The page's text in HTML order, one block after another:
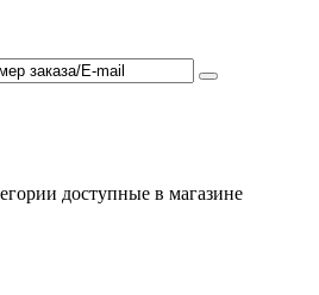
доступные в магазине